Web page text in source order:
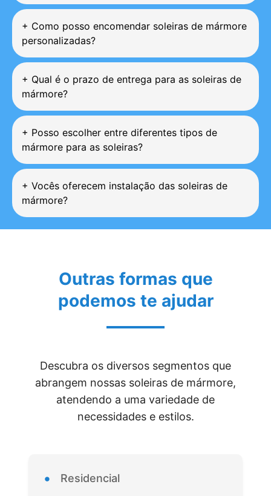
+ Como posso encomendar soleiras de mármore
personalizadas?
+ Qual é o prazo de entrega para as soleiras de
mármore?
+ Posso escolher entre diferentes tipos de
mármore para as soleiras?
+ Vocês oferecem instalação das soleiras de
mármore?
Outras formas que
podemos te ajudar
Descubra os diversos segmentos que
abrangem nossas soleiras de mármore,
atendendo a uma variedade de
necessidades e estilos.
• Residencial